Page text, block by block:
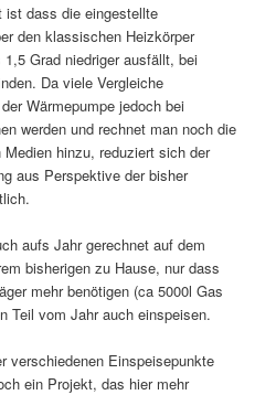
ist dass die eingestellte
den klassischen Heizkörper
Grad niedriger ausfällt, bei
Da viele Vergleiche
Wärmepumpe jedoch bei
werden und rechnet man noch die
hinzu, reduziert sich der
aus Perspektive der bisher
aufs Jahr gerechnet auf dem
bisherigen zu Hause, nur dass
mehr benötigen (ca 5000l Gas
Teil vom Jahr auch einspeisen.
verschiedenen Einspeisepunkte
ein Projekt, das hier mehr